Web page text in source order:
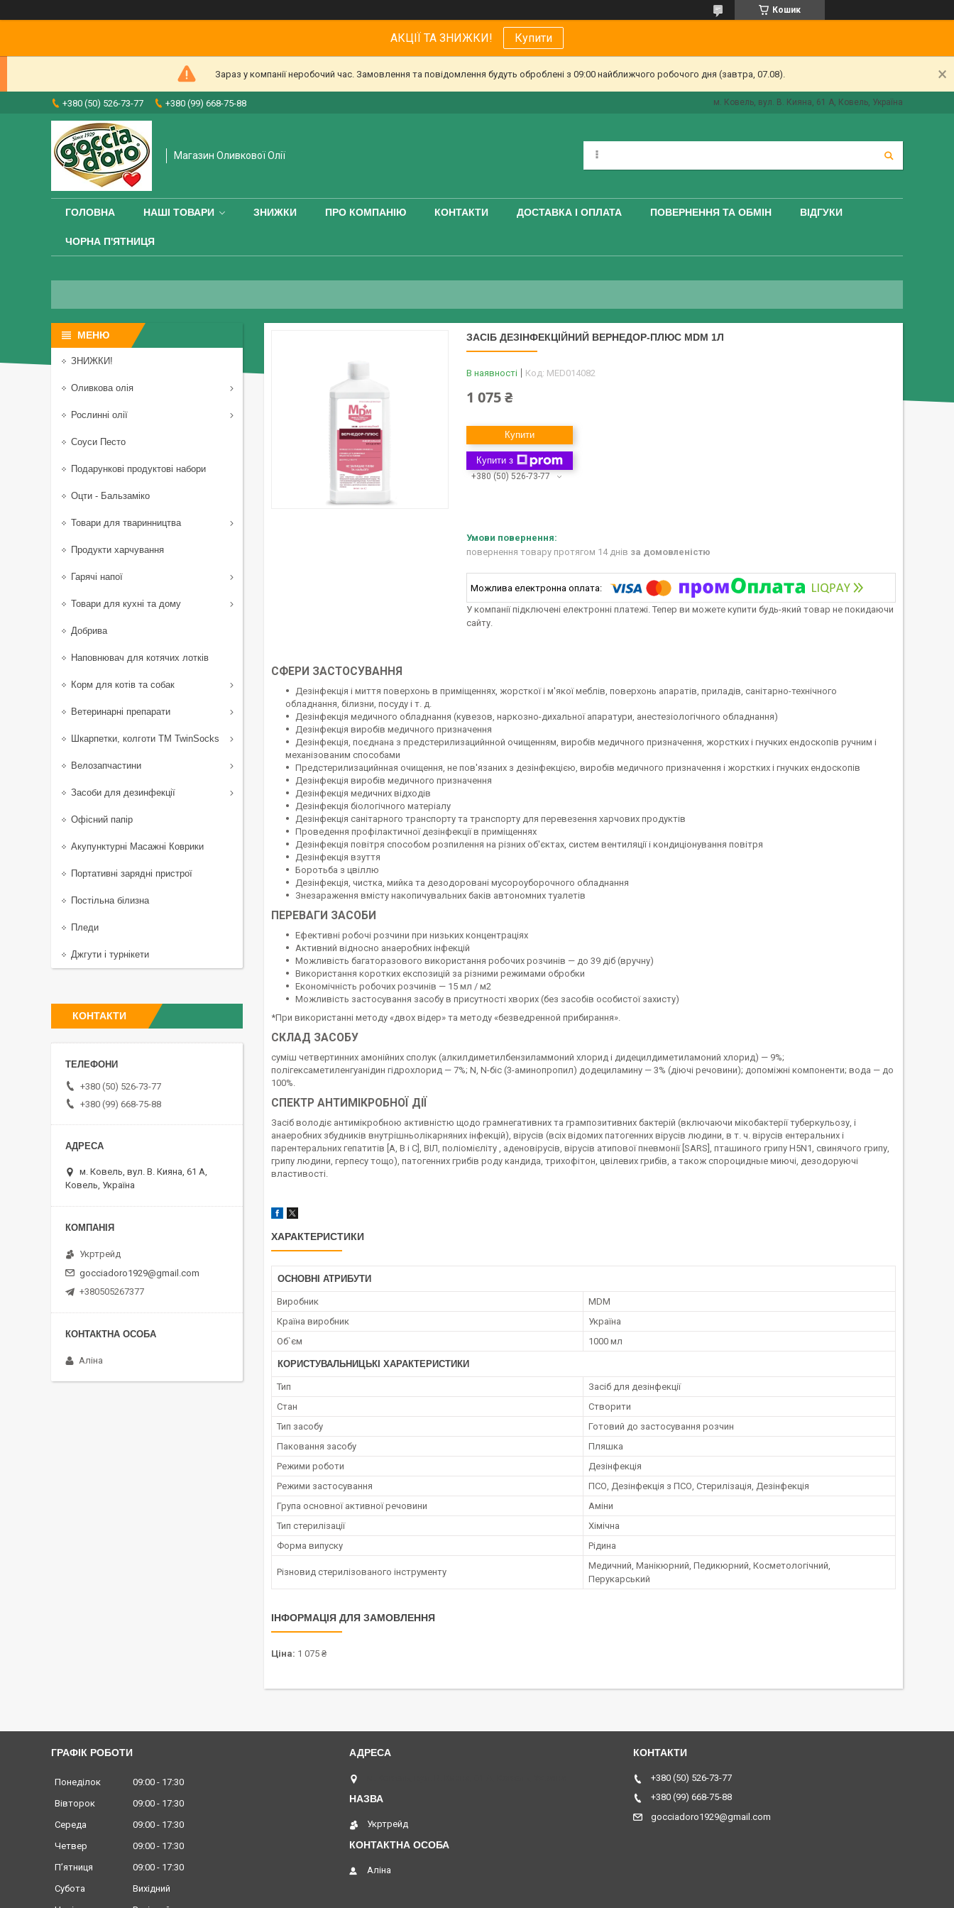
Кошик
АКЦІЇ ТА ЗНИЖКИ! Купити
Зараз у компанії неробочий час. Замовлення та повідомлення будуть оброблені з 09:00 найближчого робочого дня (завтра, 07.08).
+380 (50) 526-73-77 +380 (99) 668-75-88 м. Ковель, вул. В. Кияна, 61 А, Ковель, Україна
Магазин Оливкової Олії
ГОЛОВНА НАШІ ТОВАРИ ЗНИЖКИ ПРО КОМПАНІЮ КОНТАКТИ ДОСТАВКА І ОПЛАТА ПОВЕРНЕННЯ ТА ОБМІН ВІДГУКИ
ЧОРНА П'ЯТНИЦЯ
ЗАСІБ ДЕЗІНФЕКЦІЙНИЙ ВЕРНЕДОР-ПЛЮС MDM 1Л
В наявності Код: MED014082
1 075 ₴
Купити
Купити з
+380 (50) 526-73-77
повернення товару протягом 14 днів за домовленістю
У компанії підключені електронні платежі. Тепер ви можете купити будь-який товар не покидаючи
сайту.
СФЕРИ ЗАСТОСУВАННЯ
Дезінфекція і миття поверхонь в приміщеннях, жорсткої і м'якої меблів, поверхонь апаратів, приладів, санітарно-технічного
обладнання, білизни, посуду і т. д.
Дезінфекція медичного обладнання (кувезов, наркозно-дихальної апаратури, анестезіологічного обладнання)
Дезінфекція виробів медичного призначення
Дезінфекція, поєднана з предстерилизацийнной очищенням, виробів медичного призначення, жорстких і гнучких ендоскопів ручним і
механізованим способами
Предстерилизацийнная очищення, не пов'язаних з дезінфекцією, виробів медичного призначення і жорстких і гнучких ендоскопів
Дезінфекція виробів медичного призначення
Дезінфекція медичних відходів
Дезінфекція біологічного матеріалу
Дезінфекція санітарного транспорту та транспорту для перевезення харчових продуктів
Проведення профілактичної дезінфекції в приміщеннях
Дезінфекція повітря способом розпилення на різних об'єктах, систем вентиляції і кондиціонування повітря
Дезінфекція взуття
Боротьба з цвіллю
Дезінфекція, чистка, мийка та дезодоровані мусороуборочного обладнання
Знезараження вмісту накопичувальних баків автономних туалетів
ПЕРЕВАГИ ЗАСОБИ
Ефективні робочі розчини при низьких концентраціях
Активний відносно анаеробних інфекцій
Можливість багаторазового використання робочих розчинів — до 39 діб (вручну)
Використання коротких експозицій за різними режимами обробки
Економічність робочих розчинів — 15 мл / м2
Можливість застосування засобу в присутності хворих (без засобів особистої захисту)
*При використанні методу «двох відер» та методу «безведренной прибирання».
СКЛАД ЗАСОБУ
суміш четвертинних амонійних сполук (алкилдиметилбензиламмоний хлорид і дидецилдиметиламоний хлорид) — 9%;
полігексаметиленгуанідин гідрохлорид — 7%; N, N-біс (3-аминопропил) додециламину — 3% (діючі речовини); допоміжні компоненти; вода — до
100%.
СПЕКТР АНТИМІКРОБНОЇ ДІЇ
Засіб володіє антимікробною активністю щодо грамнегативних та грампозитивних бактерій (включаючи мікобактерії туберкульозу, і
анаеробних збудників внутрішньолікарняних інфекцій), вірусів (всіх відомих патогенних вірусів людини, в т. ч. вірусів ентеральних і
парентеральних гепатитів [А, В і С], ВІЛ, поліомієліту , аденовірусів, вірусів атипової пневмонії [SARS], пташиного грипу H5N1, свинячого грипу,
грипу людини, герпесу тощо), патогенних грибів роду кандида, трихофітон, цвілевих грибів, а також спороцидные миючі, дезодоруючі
властивості.
ХАРАКТЕРИСТИКИ
ОСНОВНІ АТРИБУТИ
Виробник
MDM
Країна виробник
Україна
Об`єм
1000 мл
КОРИСТУВАЛЬНИЦЬКІ ХАРАКТЕРИСТИКИ
Тип
Засіб для дезінфекції
Стан
Створити
Тип засобу
Готовий до застосування розчин
Паковання засобу
Пляшка
Режими роботи
Дезінфекція
Режими застосування
ПСО, Дезінфекція з ПСО, Стерилізація, Дезінфекція
Група основної активної речовини
Аміни
Тип стерилізації
Хімічна
Форма випуску
Рідина
Різновид стерилізованого інструменту
Медичний, Манікюрний, Педикюрний, Косметологічний,
Перукарський
ІНФОРМАЦІЯ ДЛЯ ЗАМОВЛЕННЯ
Ціна: 1 075 ₴
ЗНИЖКИ!
Оливкова олія
Рослинні олії
Соуси Песто
Подарункові продуктові набори
Оцти - Бальзаміко
Товари для тваринництва
Продукти харчування
Гарячі напої
Товари для кухні та дому
Добрива
Наповнювач для котячих лотків
Корм для котів та собак
Ветеринарні препарати
Шкарпетки, колготи ТМ TwinSocks
Велозапчастини
Засоби для дезинфекції
Офісний папір
Акупунктурні Масажні Коврики
Портативні зарядні пристрої
Постільна білизна
Пледи
Джгути і турнікети
КОНТАКТИ
+380 (50) 526-73-77
+380 (99) 668-75-88
м. Ковель, вул. В. Кияна, 61 А,
Ковель, Україна
Укртрейд
gocciadoro1929@gmail.com
+380505267377
Аліна
ГРАФІК РОБОТИ
Понеділок 09:00
17:30
Вівторок
09:00
17:30
Середа
09:00
17:30
Четвер
09:00
17:30
Пʼятниця
09:00
17:30
Субота
Вихідний
Укртрейд
Аліна
+380 (50) 526-73-77
+380 (99) 668-75-88
gocciadoro1929@gmail.com